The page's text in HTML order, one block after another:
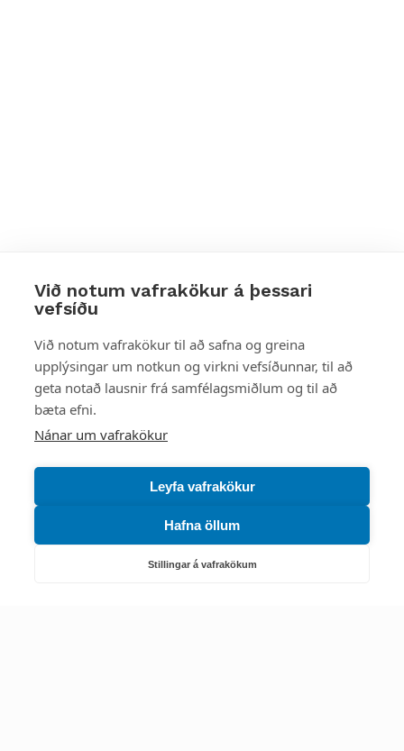
Við notum vafrakökur á þessari
vefsíðu
Við notum vafrakökur til að safna og greina
upplýsingar um notkun og virkni vefsíðunnar, til að
geta notað lausnir frá samfélagsmiðlum og til að
bæta efni.
Nánar um vafrakökur
Leyfa vafrakökur
Hafna öllum
Stillingar á vafrakökum
Styttu þér leið
Mest skoðað
Starfsstöðvar
Náttúruverndarstofnun
Veiðimál, friðlýst svæði, landvarsla og náttúruvernd